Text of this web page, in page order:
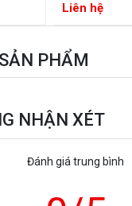
Liên hệ
PHẨM
NHẬN XÉT
Đánh giá trung bình